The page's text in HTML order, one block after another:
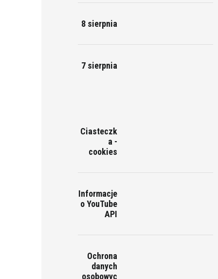
8 sierpnia
7 sierpnia
Ciasteczk
a -
cookies
Informacje
o YouTube
API
Ochrona
danych
osobowyc